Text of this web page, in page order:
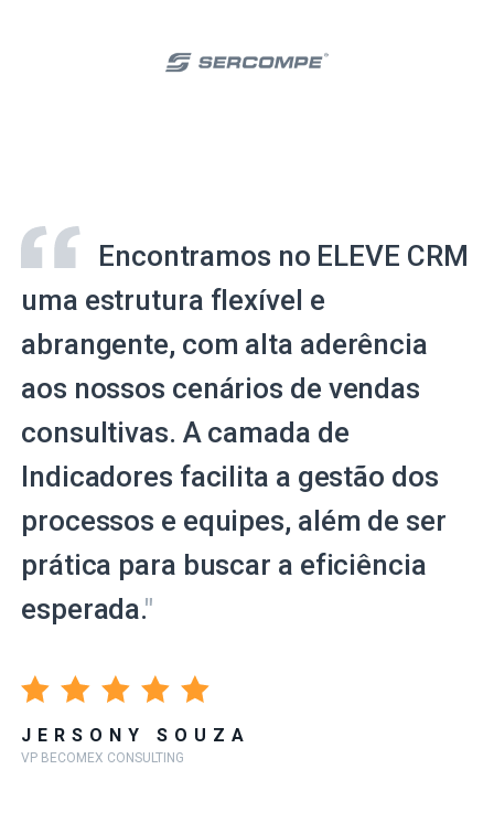
Encontramos no ELEVE CRM
uma estrutura flexível e
abrangente, com alta aderência
aos nossos cenários de vendas
consultivas. A camada de
Indicadores facilita a gestão dos
processos e equipes, além de ser
prática para buscar a eficiência
esperada."
JERSONY SOUZA
VP BECOMEX CONSULTING